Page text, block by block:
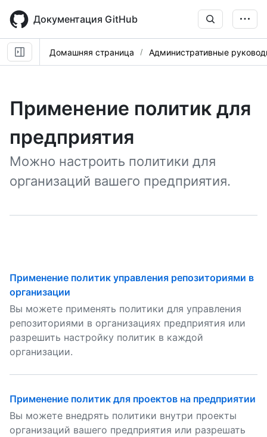
main
content
Документация GitHub
Домашняя страница Административные
Применение политик для
предприятия
Можно настроить политики для
организаций вашего предприятия.
Применение политик управления репозиториями в
организации
Вы можете применять политики для управления
репозиториями в организациях предприятия или
разрешить настройку политик в каждой
организации.
Применение политик для проектов на предприятии
Вы можете внедрять политики внутри проекты
организаций вашего предприятия или разрешать